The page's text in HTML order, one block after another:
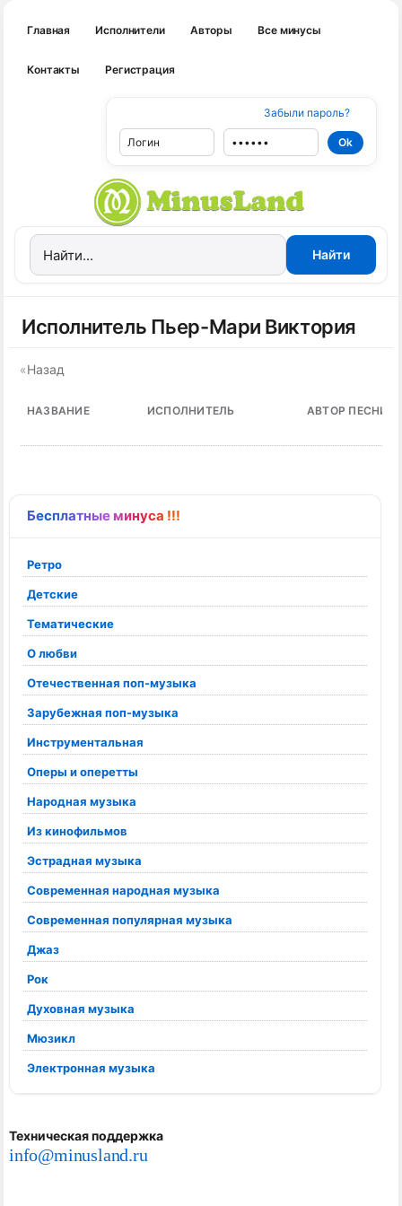
Главная Исполнители Авторы Все минусы
Контакты Регистрация
Забыли пароль?
Бесплатные минуса !!!
Ретро
Детские
Тематические
О любви
Отечественная поп-музыка
Зарубежная поп-музыка
Инструментальная
Оперы и оперетты
Народная музыка
Из кинофильмов
Эстрадная музыка
Современная народная музыка
Современная популярная музыка
Джаз
Рок
Духовная музыка
Мюзикл
Электронная музыка
Техническая поддержка
info@minusland.ru
Исполнитель Пьер-Мари Виктория
«Назад
НАЗВАНИЕ ИСПОЛНИТЕЛЬ АВТОР ПЕСНИ